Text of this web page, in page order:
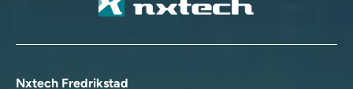
Nxtech Fredrikstad